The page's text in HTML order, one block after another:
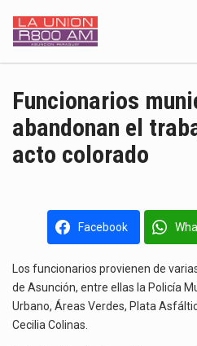
Funcionarios
abandonan el
acto colorado
Facebook
Los funcionarios provienen de
de Asunción, entre ellas la Policía
Urbano, Áreas Verdes, Plata
Cecilia Colinas.